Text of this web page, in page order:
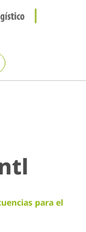
para el